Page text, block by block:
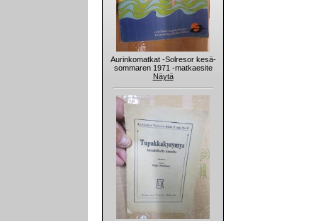
Aurinkomatkat -Solresor kesä-
sommaren 1971 -matkaesite
Näytä